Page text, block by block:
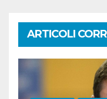
ARTICOLI